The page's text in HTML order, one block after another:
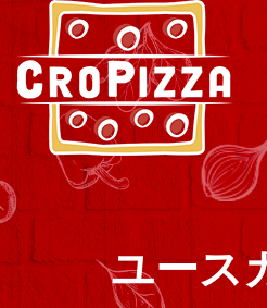
ユース